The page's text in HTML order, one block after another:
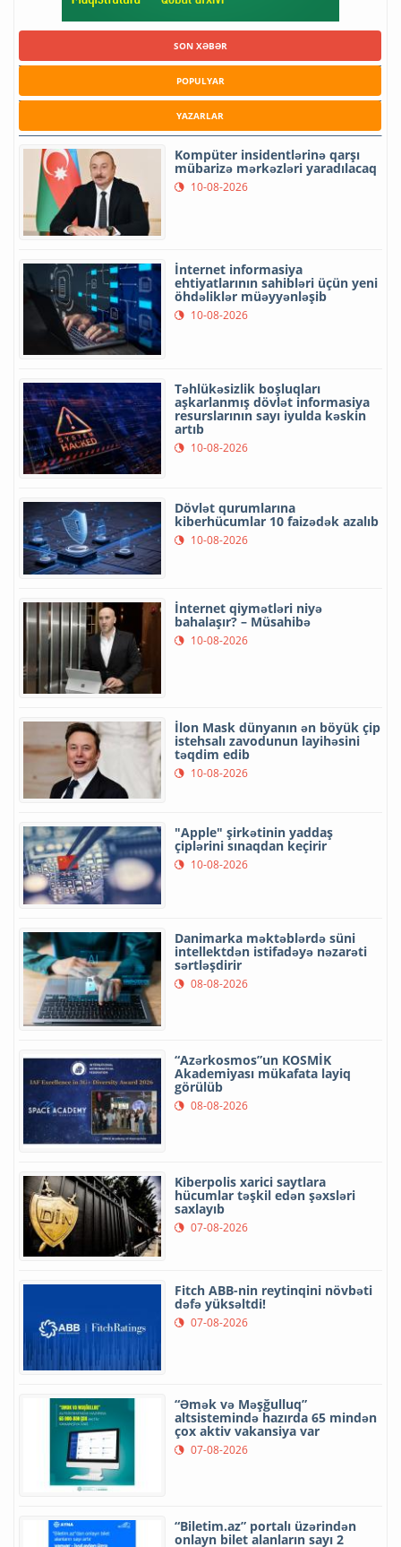
SON XƏBƏR
POPULYAR
YAZARLAR
Kompüter insidentlərinə qarşı
mübarizə mərkəzləri yaradılacaq
10-08-2026
İnternet informasiya
ehtiyatlarının sahibləri üçün yeni
öhdəliklər müəyyənləşib
10-08-2026
Təhlükəsizlik boşluqları
aşkarlanmış dövlət informasiya
resurslarının sayı iyulda kəskin
artıb
10-08-2026
Dövlət qurumlarına
kiberhücumlar 10 faizədək azalıb
10-08-2026
İnternet qiymətləri niyə
bahalaşır? – Müsahibə
10-08-2026
İlon Mask dünyanın ən böyük çip
istehsalı zavodunun layihəsini
təqdim edib
10-08-2026
"Apple" şirkətinin yaddaş
çiplərini sınaqdan keçirir
10-08-2026
Danimarka məktəblərdə süni
intellektdən istifadəyə nəzarəti
sərtləşdirir
08-08-2026
“Azərkosmos”un KOSMİK
Akademiyası mükafata layiq
görülüb
08-08-2026
Kiberpolis xarici saytlara
hücumlar təşkil edən şəxsləri
saxlayıb
07-08-2026
Fitch ABB-nin reytinqini növbəti
dəfə yüksəltdi!
07-08-2026
“Əmək və Məşğulluq”
altsistemində hazırda 65 mindən
çox aktiv vakansiya var
07-08-2026
“Biletim.az” portalı üzərindən
onlayn bilet alanların sayı 2